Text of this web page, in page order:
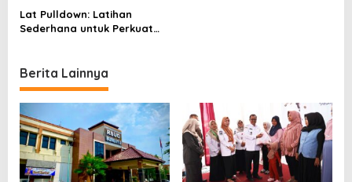
v
i
a
t
i
o
n
Lat Pulldown: Latihan
Sederhana untuk Perkuat
Berita Lainnya